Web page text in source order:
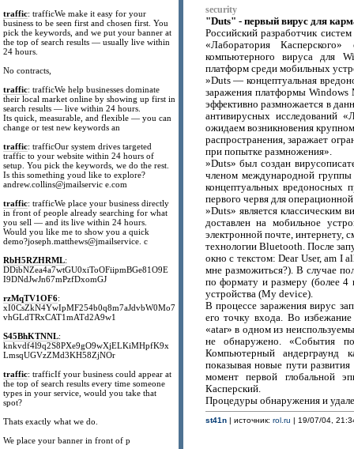
traffic: trafficWe make it easy for your
business to be seen first and chosen first. You
pick the keywords, and we put your banner at
the top of search results — usually live within
24 hours.
No contracts,
traffic: trafficWe help businesses dominate
their local market online by showing up first in
search results — live within 24 hours.
Its quick, measurable, and flexible — you can
change or test new keywords an
traffic: trafficOur system drives targeted
traffic to your website within 24 hours of
setup. You pick the keywords, we do the rest.
Is this something youd like to explore?
andrew.collins@jmailservic e.com
traffic: trafficWe place your business directly
in front of people already searching for what
you sell — and its live within 24 hours.
Would you like me to show you a quick
demo?joseph.matthews@jmailservice. c
RbH5RZHRML:
DDibNZea4a7wtGU0xiToOFiipmBGe81O9E
I9DNdJwJn67mPzfDxomGJ
rzMqTV1OF6:
xI0CsZkN4YwIpMF254b0q8m7aJdvbW0Mo7
vhGLdTRxCAT1mATd2A9w1
S45BhKTNNL:
knkvdf4l9q2S8PXe9gO9wXjELKiMHpfK9x
LmsqUGVzZMd3KH58ZjNOr
traffic: trafficIf your business could appear at
the top of search results every time someone
types in your service, would you take that
spot?
Thats exactly what we do.
We place your banner in front of p
security
"Duts" - первый вирус для
Российский разработчик
«Лаборатория
компьютерного вируса для
платформ среди мобильных
»Duts — концептуальная
заражения платформы Windows
эффективно размножается в
антивирусных исследований
ожидаем возникновения
распространения, заражает
при попытке размножения».
»Duts» был создан
членом международной группы
концептуальных вредоносных
первого червя для
»Duts» является классическим
доставлен на мобильное
электронной почте, интернету,
технологии Bluetooth. После
окно с текстом: Dear User, am I
мне разможиться?). В случае
по формату и размеру (более 4
устройства (My device).
В процессе заражения вирус
его точку входа. Во
«atar» в одном из
не обнаружено. «События
Компьютерный андерграунд
показывая новые пути
момент первой глобальной
Касперский.
Процедуры обнаружения и
st41n| источник: rol.ru | 19/07/04,